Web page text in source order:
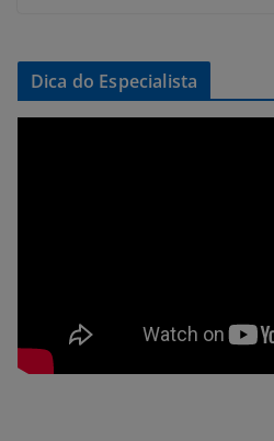
Dica do Especialista